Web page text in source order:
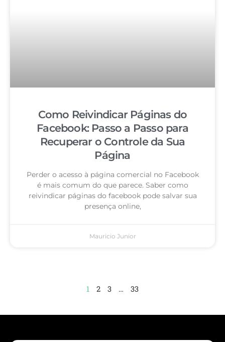
Como Reivindicar Páginas do
Facebook: Passo a Passo para
Recuperar o Controle da Sua
Página
Perder o acesso à página comercial no Facebook
é mais comum do que parece. Saber como
reivindicar páginas do facebook pode salvar sua
presença online,
Mauricio Junior
1 2 3 … 33